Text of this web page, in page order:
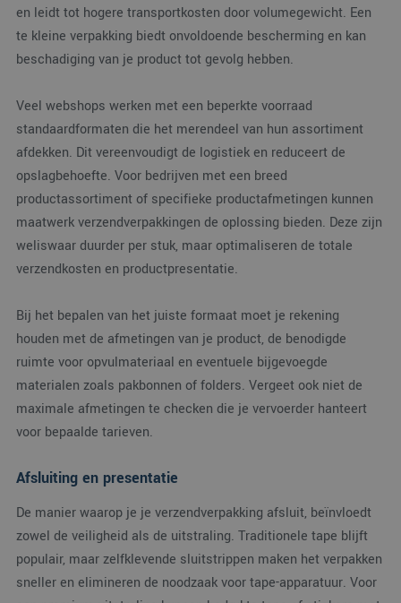
en leidt tot hogere transportkosten door volumegewicht. Een
te kleine verpakking biedt onvoldoende bescherming en kan
beschadiging van je product tot gevolg hebben.
Veel webshops werken met een beperkte voorraad
standaardformaten die het merendeel van hun assortiment
afdekken. Dit vereenvoudigt de logistiek en reduceert de
opslagbehoefte. Voor bedrijven met een breed
productassortiment of specifieke productafmetingen kunnen
maatwerk verzendverpakkingen de oplossing bieden. Deze zijn
weliswaar duurder per stuk, maar optimaliseren de totale
verzendkosten en productpresentatie.
Bij het bepalen van het juiste formaat moet je rekening
houden met de afmetingen van je product, de benodigde
ruimte voor opvulmateriaal en eventuele bijgevoegde
materialen zoals pakbonnen of folders. Vergeet ook niet de
maximale afmetingen te checken die je vervoerder hanteert
voor bepaalde tarieven.
Afsluiting en presentatie
De manier waarop je je verzendverpakking afsluit, beïnvloedt
zowel de veiligheid als de uitstraling. Traditionele tape blijft
populair, maar zelfklevende sluitstrippen maken het verpakken
sneller en elimineren de noodzaak voor tape-apparatuur. Voor
website voor interne
analyses te meten.
MUID
Microsoft
Corporation
1 jaar
gebruikers-ID. Het
door ingesloten
Algemeen wordt
veel verschillende
Microsoft-
waardoor gebruikers
kunnen worden
gevolgd.
MR
Microsoft
website voor interne
analyses te meten.